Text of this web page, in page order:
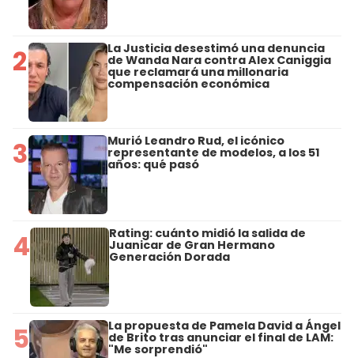
2 La Justicia desestimó una denuncia
de Wanda Nara contra Alex Caniggia
que reclamará una millonaria
compensación económica
3 Murió Leandro Rud, el icónico
representante de modelos, a los 51
años: qué pasó
4 Rating: cuánto midió la salida de
Juanicar de Gran Hermano
Generación Dorada
5 La propuesta de Pamela David a Ángel
de Brito tras anunciar el final de LAM:
"Me sorprendió"